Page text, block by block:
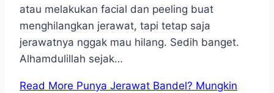
atau melakukan facial dan peeling buat
menghilangkan jerawat, tapi tetap saja
jerawatnya nggak mau hilang. Sedih banget.
Alhamdulillah sejak…
Read More Punya Jerawat Bandel? Mungkin